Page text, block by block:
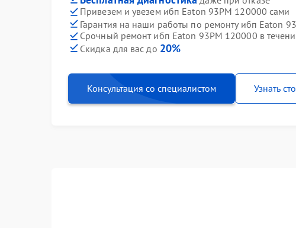
Привезем и увезем ибп Eaton 93PM 120000 сами
Гарантия на наши работы по ремонту ибп Eaton
Срочный ремонт ибп Eaton 93PM 120000 в
Скидка для вас до 20%
Консультация со специалистом Узнать